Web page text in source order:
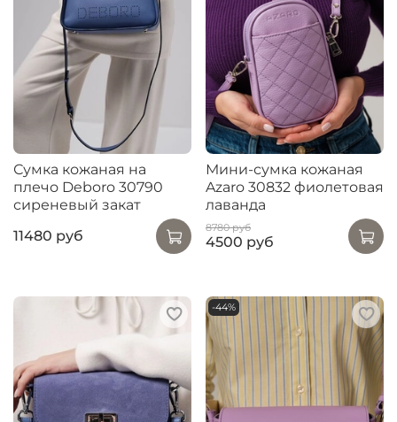
Сумка кожаная на
плечо Deboro 30790
сиреневый закат
11480 руб
Мини-сумка кожаная
Azaro 30832 фиолетовая
лаванда
8780 руб
4500 руб
-44%